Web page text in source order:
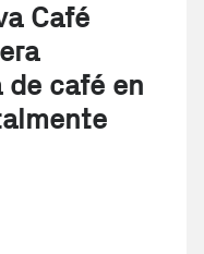
Café
café en